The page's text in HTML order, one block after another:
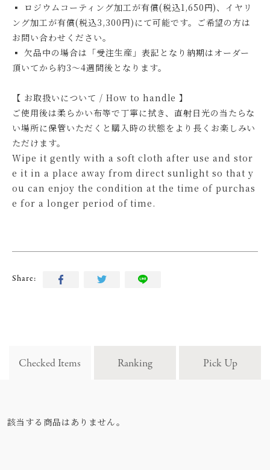
▪ ロジウムコーティング加工が有償(税込1,650円)、イヤリ
ング加工が有償(税込3,300円)にて可能です。ご希望の方は
お問い合わせください。
▪ 欠品中の場合は「受注生産」表記となり納期はオーダー
頂いてから約3～4週間後となります。
【 お取扱いについて / How to handle 】
ご使用後は柔らかい布等で丁寧に拭き、直射日光の当たらな
い場所に保管いただくと購入時の状態をより長くお楽しみい
ただけます。
Wipe it gently with a soft cloth after use and stor
e it in a place away from direct sunlight so that y
ou can enjoy the condition at the time of purchas
e for a longer period of time.
Share:
Checked Items Ranking Pick Up
該当する商品はありません。